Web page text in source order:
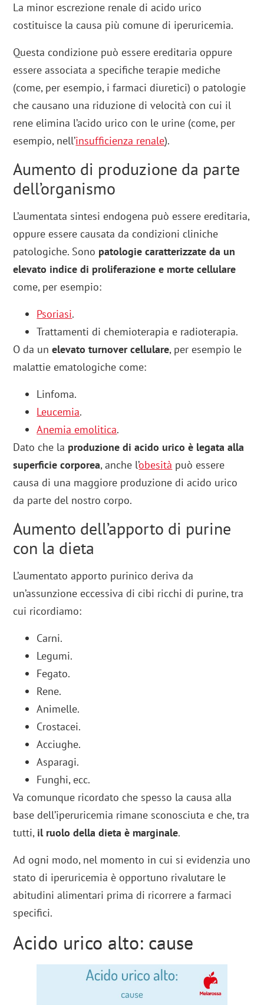
La minor escrezione renale di acido urico
costituisce la causa più comune di iperuricemia.
Questa condizione può essere ereditaria oppure
essere associata a specifiche terapie mediche
(come, per esempio, i farmaci diuretici) o patologie
che causano una riduzione di velocità con cui il
rene elimina l’acido urico con le urine (come, per
esempio, nell’insufficienza renale).
Aumento di produzione da parte
dell’organismo
L’aumentata sintesi endogena può essere ereditaria,
oppure essere causata da condizioni cliniche
patologiche. Sono patologie caratterizzate da un
elevato indice di proliferazione e morte cellulare
come, per esempio:
Psoriasi.
Trattamenti di chemioterapia e radioterapia.
O da un elevato turnover cellulare, per esempio le
malattie ematologiche come:
Linfoma.
Leucemia.
Anemia emolitica.
Dato che la produzione di acido urico è legata alla
superficie corporea, anche l’obesità può essere
causa di una maggiore produzione di acido urico
da parte del nostro corpo.
Aumento dell’apporto di purine
con la dieta
L’aumentato apporto purinico deriva da
un’assunzione eccessiva di cibi ricchi di purine, tra
cui ricordiamo:
Carni.
Legumi.
Fegato.
Rene.
Animelle.
Crostacei.
Acciughe.
Asparagi.
Funghi, ecc.
Va comunque ricordato che spesso la causa alla
base dell’iperuricemia rimane sconosciuta e che, tra
tutti, il ruolo della dieta è marginale.
Ad ogni modo, nel momento in cui si evidenzia uno
stato di iperuricemia è opportuno rivalutare le
abitudini alimentari prima di ricorrere a farmaci
specifici.
Acido urico alto: cause